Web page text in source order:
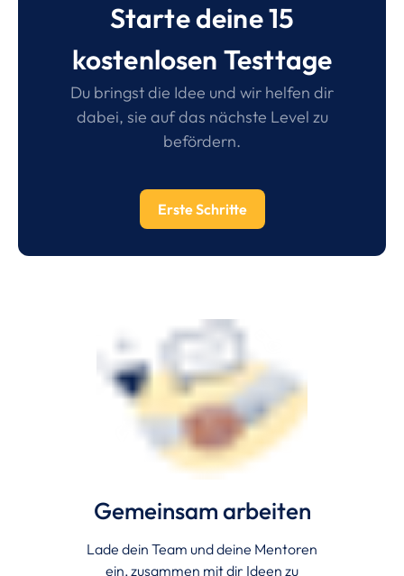
Starte deine 15
kostenlosen Testtage
Du bringst die Idee und wir helfen dir
dabei, sie auf das nächste Level zu
befördern.
Erste Schritte
Gemeinsam arbeiten
Lade dein Team und deine Mentoren
ein, zusammen mit dir Ideen zu